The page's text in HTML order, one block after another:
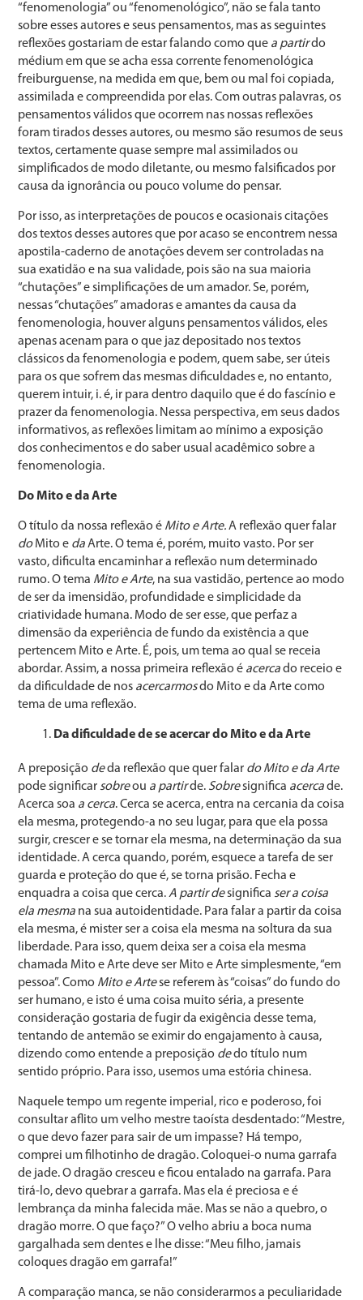
“fenomenologia” ou “fenomenológico”, não se fala tanto
sobre esses autores e seus pensamentos, mas as seguintes
reflexões gostariam de estar falando como que a partirdo
médium em que se acha essa corrente fenomenológica
freiburguense, na medida em que, bem ou mal foi copiada,
assimilada e compreendida por elas. Com outras palavras, os
pensamentos válidos que ocorrem nas nossas reflexões
foram tirados desses autores, ou mesmo são resumos de seus
textos, certamente quase sempre mal assimilados ou
simplificados de modo diletante, ou mesmo falsificados por
causa da ignorância ou pouco volume do pensar.
Por isso, as interpretações de poucos e ocasionais citações
dos textos desses autores que por acaso se encontrem nessa
apostila-caderno de anotações devem ser controladas na
sua exatidão e na sua validade, pois são na sua maioria
“chutações” e simplificações de um amador. Se, porém,
nessas “chutações” amadoras e amantes da causa da
fenomenologia, houver alguns pensamentos válidos, eles
apenas acenam para o que jaz depositado nos textos
clássicos da fenomenologia e podem, quem sabe, ser úteis
para os que sofrem das mesmas dificuldades e, no entanto,
querem intuir, i. é, ir para dentro daquilo que é do fascínio e
prazer da fenomenologia. Nessa perspectiva, em seus dados
informativos, as reflexões limitam ao mínimo a exposição
dos conhecimentos e do saber usual acadêmico sobre a
fenomenologia.
Do Mito e da Arte
O título da nossa reflexão é Mito e Arte.A reflexão quer falar
doMito e daArte. O tema é, porém, muito vasto. Por ser
vasto, dificulta encaminhar a reflexão num determinado
rumo. O tema Mito e Arte, na sua vastidão, pertence ao modo
de ser da imensidão, profundidade e simplicidade da
criatividade humana. Modo de ser esse, que perfaz a
dimensão da experiência de fundo da existência a que
pertencem Mito e Arte. É, pois, um tema ao qual se receia
abordar. Assim, a nossa primeira reflexão é acercado receio e
da dificuldade de nos acercarmosdo Mito e da Arte como
tema de uma reflexão.
Da dificuldade de se acercar do Mito e da Arte
A preposição deda reflexão que quer falar do Mito e da Arte
pode significar sobreou a partirde. Sobresignifica acercade.
Acerca soa a cerca. Cerca se acerca, entra na cercania da coisa
ela mesma, protegendo-a no seu lugar, para que ela possa
surgir, crescer e se tornar ela mesma, na determinação da sua
identidade. A cerca quando, porém, esquece a tarefa de ser
guarda e proteção do que é, se torna prisão. Fecha e
enquadra a coisa que cerca.A partir designifica ser a coisa
ela mesma na sua autoidentidade. Para falar a partir da coisa
ela mesma, é mister ser a coisa ela mesma na soltura da sua
liberdade. Para isso, quem deixa ser a coisa ela mesma
chamada Mito e Arte deve ser Mito e Arte simplesmente, “em
pessoa”. Como Mito e Artese referem às “coisas” do fundo do
ser humano, e isto é uma coisa muito séria, a presente
consideração gostaria de fugir da exigência desse tema,
tentando de antemão se eximir do engajamento à causa,
dizendo como entende a preposição dedo título num
sentido próprio. Para isso, usemos uma estória chinesa.
Naquele tempo um regente imperial, rico e poderoso, foi
consultar aflito um velho mestre taoísta desdentado: “Mestre,
o que devo fazer para sair de um impasse? Há tempo,
comprei um filhotinho de dragão. Coloquei-o numa garrafa
de jade. O dragão cresceu e ficou entalado na garrafa. Para
tirá-lo, devo quebrar a garrafa. Mas ela é preciosa e é
lembrança da minha falecida mãe. Mas se não a quebro, o
dragão morre. O que faço?” O velho abriu a boca numa
gargalhada sem dentes e lhe disse: “Meu filho, jamais
coloques dragão em garrafa!”
A comparação manca, se não considerarmos a peculiaridade